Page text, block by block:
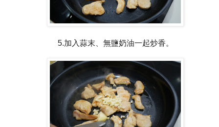
5.加入蒜末、無鹽奶油一起炒香。